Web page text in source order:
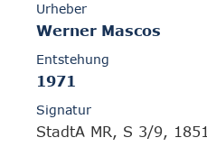
Urheber
Werner Mascos
Entstehung
1971
Signatur
StadtA MR, S 3/9, 1851